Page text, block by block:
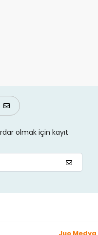
olmak için kayıt